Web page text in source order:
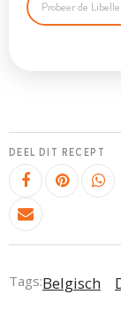
DEEL DIT RECEPT
Tags:Belgisch